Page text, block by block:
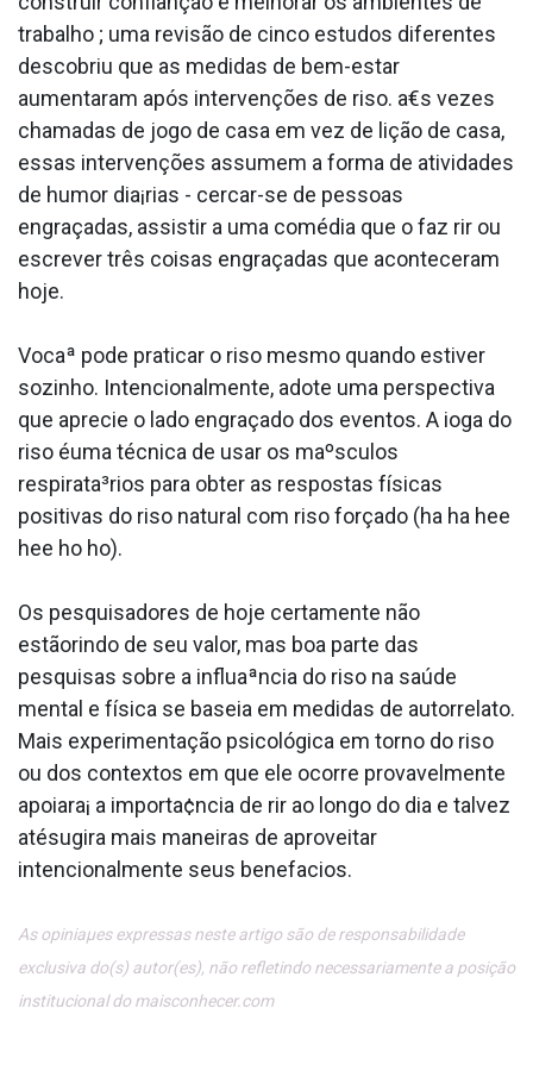
trabalho ; uma revisão de cinco estudos diferentes
descobriu que as medidas de bem-estar
aumentaram após intervenções de riso. a€s vezes
chamadas de jogo de casa em vez de lição de casa,
essas intervenções assumem a forma de atividades
de humor dia¡rias - cercar-se de pessoas
engraçadas, assistir a uma comédia que o faz rir ou
escrever três coisas engraçadas que aconteceram
hoje.
Vocaª pode praticar o riso mesmo quando estiver
sozinho. Intencionalmente, adote uma perspectiva
que aprecie o lado engraçado dos eventos. A ioga do
riso éuma técnica de usar os maºsculos
respirata³rios para obter as respostas físicas
positivas do riso natural com riso forçado (ha ha hee
hee ho ho).
Os pesquisadores de hoje certamente não
estãorindo de seu valor, mas boa parte das
pesquisas sobre a influaªncia do riso na saúde
mental e física se baseia em medidas de autorrelato.
Mais experimentação psicológica em torno do riso
ou dos contextos em que ele ocorre provavelmente
apoiara¡ a importa¢ncia de rir ao longo do dia e talvez
atésugira mais maneiras de aproveitar
intencionalmente seus benefa­cios.
As opiniaµes expressas neste artigo são de responsabilidade
exclusiva do(s) autor(es), não refletindo necessariamente a posição
institucional do maisconhecer.com